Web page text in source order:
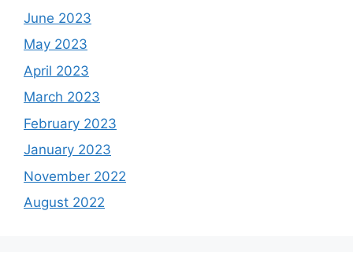
June 2023
May 2023
April 2023
March 2023
February 2023
January 2023
November 2022
August 2022